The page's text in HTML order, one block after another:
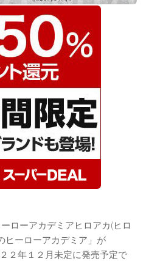
ローアカデミアヒロアカ(ヒロ
ヒーローアカデミア」が
２２年１２月未定に発売予定で